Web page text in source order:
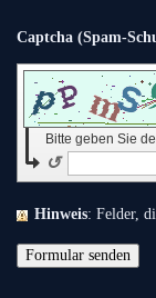
Bitte geben Sie
↺
Hinweis : Felder,